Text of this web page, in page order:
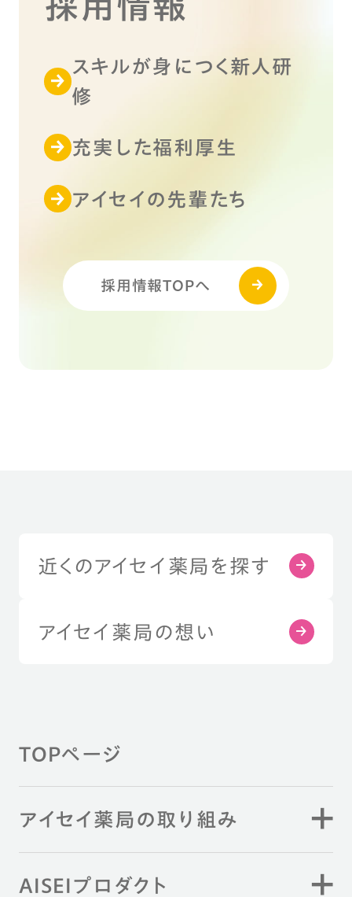
スキルが身につく新人研
修
充実した福利厚生
アイセイの先輩たち
採用情報TOPへ
近くのアイセイ薬局を探す
アイセイ薬局の想い
TOPページ
アイセイ薬局の取り組み
AISEIプロダクト